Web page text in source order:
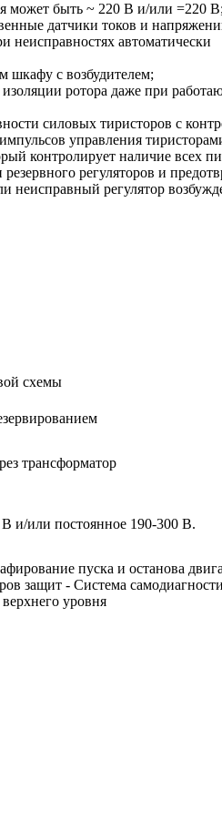
может быть ~ 220 В и/или =220
датчики токов и
неисправностях автоматически
шкафу с возбудителем;
изоляции ротора даже при
силовых тиристоров с
управления
контролирует наличие всех
регуляторов и
неисправный регулятор
схемы
трансформатор
и/или постоянное 190-300 В.
пуска и останова
защит - Система
уровня